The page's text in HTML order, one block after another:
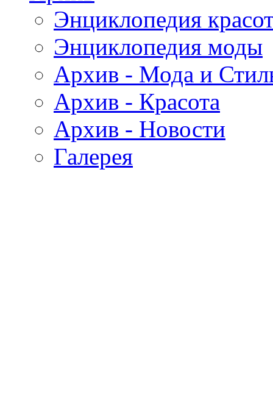
Энциклопедия
Энциклопедия моды
Архив - Мода и
Архив - Красота
Архив - Новости
Галерея